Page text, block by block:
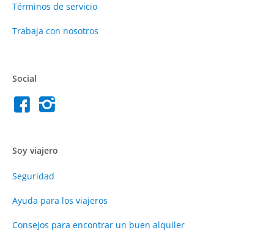
Términos de servicio
Trabaja con nosotros
Social
Soy viajero
Seguridad
Ayuda para los viajeros
Consejos para encontrar un buen alquiler